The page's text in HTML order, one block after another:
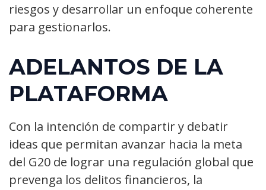
riesgos y desarrollar un enfoque coherente
para gestionarlos.
ADELANTOS DE LA
PLATAFORMA
Con la intención de compartir y debatir
ideas que permitan avanzar hacia la meta
del G20 de lograr una regulación global que
prevenga los delitos financieros, la